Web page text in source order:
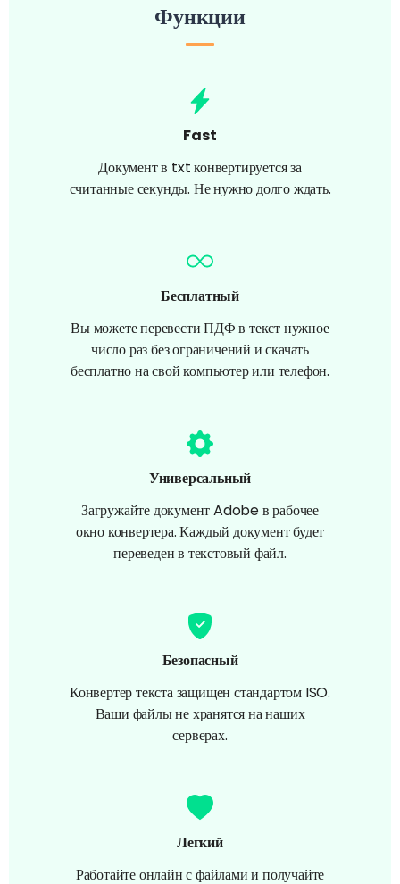
Функции
Fast
Документ в txt конвертируется за
считанные секунды. Не нужно долго ждать.
Бесплатный
Вы можете перевести ПДФ в текст нужное
число раз без ограничений и скачать
бесплатно на свой компьютер или телефон.
Универсальный
Загружайте документ Adobe в рабочее
окно конвертера. Каждый документ будет
переведен в текстовый файл.
Безопасный
Конвертер текста защищен стандартом ISO.
Ваши файлы не хранятся на наших
серверах.
Легкий
Работайте онлайн с файлами и получайте